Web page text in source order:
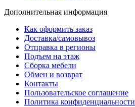
Дополнительная информация
Как оформить заказ
Доставка/самовывоз
Отправка в регионы
Подъем на этаж
Сборка мебели
Обмен и возврат
Контакты
Пользовательское соглашение
Политика конфиденциальности